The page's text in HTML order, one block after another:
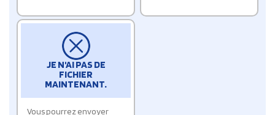
JE N'AI PAS DE
FICHIER
MAINTENANT.
Vous pourrez envoyer